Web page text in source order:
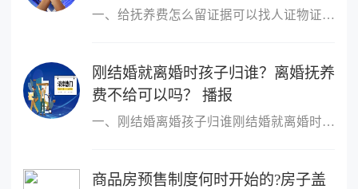
一、给抚养费怎么留证据可以找人证物证，证明自己在离婚后是给了抚
刚结婚就离婚时孩子归谁？离婚抚养
费不给可以吗？ 播报
一、刚结婚离婚孩子归谁刚结婚就离婚时判定孩子的扶养人，需要分情
商品房预售制度何时开始的?房子盖